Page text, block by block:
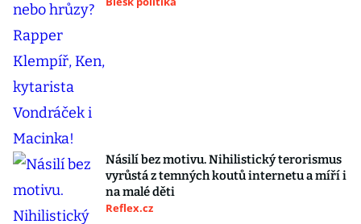
Násilí bez motivu. Nihilistický terorismus
vyrůstá z temných koutů internetu a míří i
na malé děti
Reflex.cz